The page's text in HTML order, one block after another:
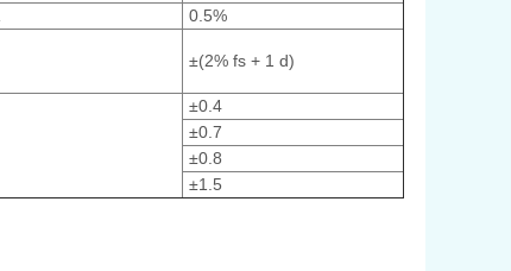
0.5%
±(2% fs + 1 d)
±0.4
±0.7
±0.8
±1.5